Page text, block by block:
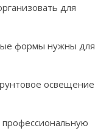
для
формы нужны для
освещение